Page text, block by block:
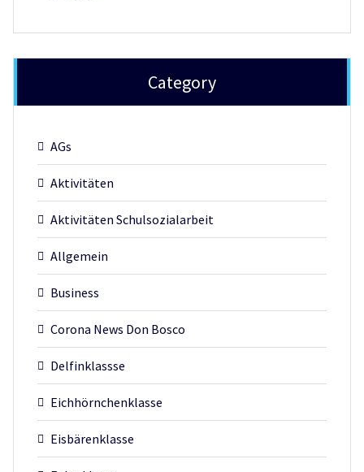
Category
AGs
Aktivitäten
Aktivitäten Schulsozialarbeit
Allgemein
Business
Corona News Don Bosco
Delfinklassse
Eichhörnchenklasse
Eisbärenklasse